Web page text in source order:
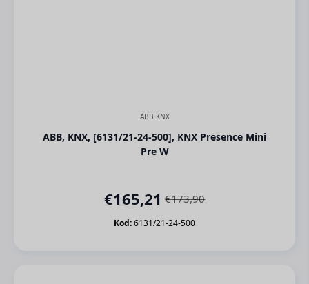
ABB KNX
ABB, KNX, [6131/21-24-500], KNX Presence Mini
Pre W
€173,90
Orijinal
fiyat:
€165,21Şu
andaki
Kod:6131/21-24-500